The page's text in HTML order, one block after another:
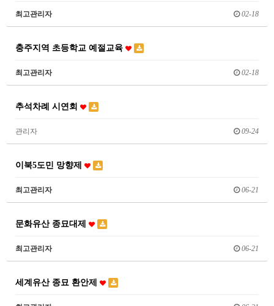
최고관리자 02-18
충주지역 초등학교 예절교육
최고관리자 02-18
추석차례 시연회
관리자 09-24
이북5도민 망향제
최고관리자 06-21
문화유산 종묘대제
최고관리자 06-21
세계유산 종묘 환안제